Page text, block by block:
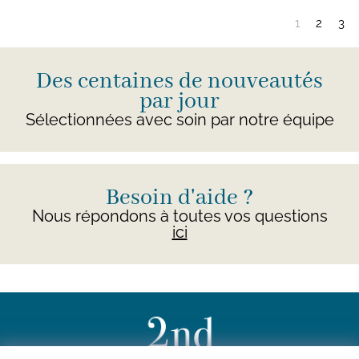
1 2 3
Des centaines de nouveautés
par jour
Sélectionnées avec soin par notre équipe
Besoin d'aide ?
Nous répondons à toutes vos questions
ici